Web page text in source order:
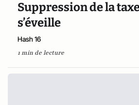
Suppression de la
s’éveille
Hash 16
1 min de lecture